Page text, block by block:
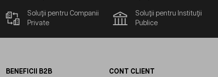
Soluții pentru Companii
Private
Soluții pentru Instituții
Publice
BENEFICII B2B CONT CLIENT